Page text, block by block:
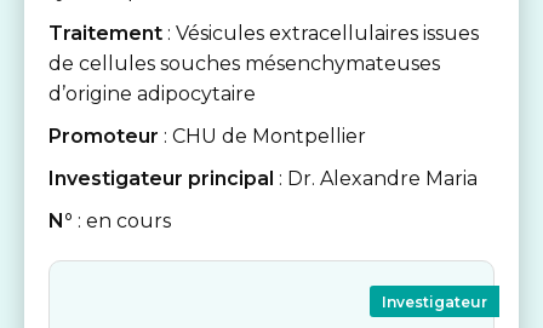
Traitement : Vésicules extracellulaires issues
de cellules souches mésenchymateuses
d’origine adipocytaire
Promoteur : CHU de Montpellier
Investigateur principal : Dr. Alexandre Maria
N° : en cours
Investigateur